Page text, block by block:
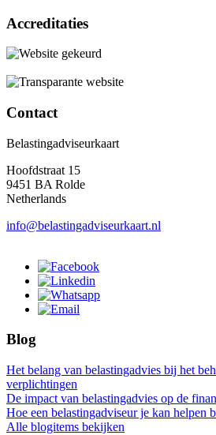
Accreditaties
Contact
Belastingadviseurkaart
Hoofdstraat 15
9451 BA Rolde
Netherlands
info@belastingadviseurkaart.nl
Blog
Het belang van belastingadvies bij het
verplichtingen
De impact van belastingadvies op de
Hoe een belastingadviseur je kan helpen
Alle blogitems bekijken